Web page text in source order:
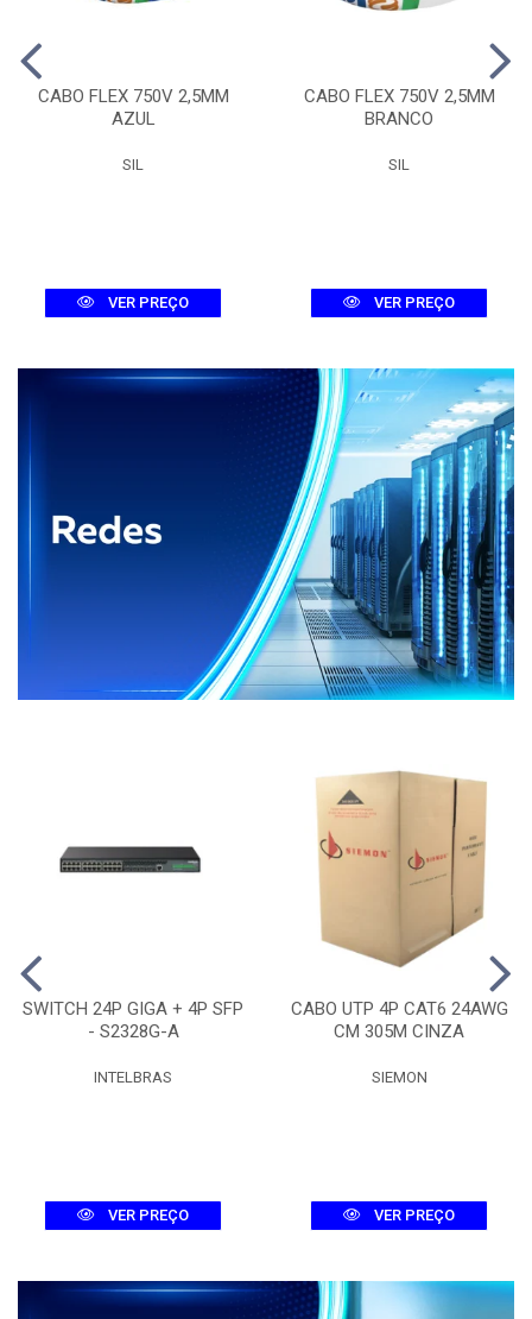
CABO FLEX 750V 2,5MM
AZUL
SIL
VER PREÇO
CABO FLEX 750V 2,5MM
BRANCO
SIL
VER PREÇO
SWITCH 24P GIGA + 4P SFP
- S2328G-A
INTELBRAS
VER PREÇO
CABO UTP 4P CAT6 24AWG
CM 305M CINZA
SIEMON
VER PREÇO